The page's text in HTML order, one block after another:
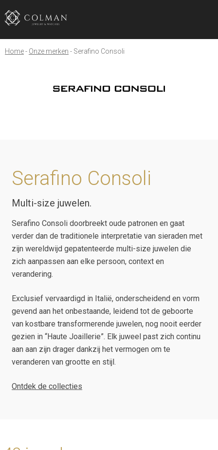
Home Onze merken Serafino Consoli
Serafino Consoli
Multi-size juwelen.
Serafino Consoli doorbreekt oude patronen en gaat
verder dan de traditionele interpretatie van sieraden met
zijn wereldwijd gepatenteerde multi-size juwelen die
zich aanpassen aan elke persoon, context en
verandering.
Exclusief vervaardigd in Italië, onderscheidend en vorm
gevend aan het onbestaande, leidend tot de geboorte
van kostbare transformerende juwelen, nog nooit eerder
gezien in “Haute Joaillerie”. Elk juweel past zich continu
aan aan zijn drager dankzij het vermogen om te
veranderen van grootte en stijl.
Ontdek de collecties